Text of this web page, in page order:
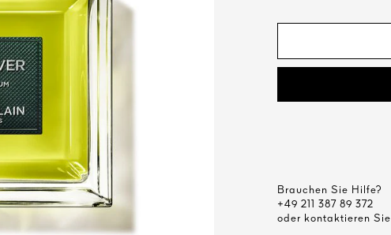
Brauchen Sie Hilfe?
+49 211 387 89 372
oder kontaktieren